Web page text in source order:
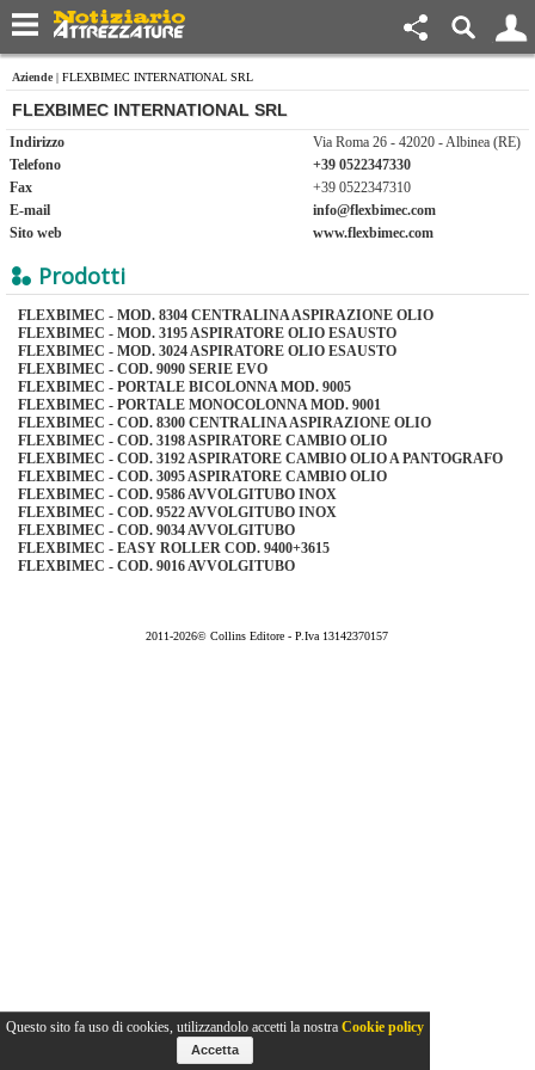
Aziende | FLEXBIMEC INTERNATIONAL SRL
FLEXBIMEC INTERNATIONAL SRL
Indirizzo
Via Roma 26 - 42020 - Albinea (RE)
Telefono
+39 0522347330
Fax
+39 0522347310
E-mail
info@flexbimec.com
Sito web
www.flexbimec.com
Prodotti
FLEXBIMEC - MOD. 8304 CENTRALINA ASPIRAZIONE OLIO
FLEXBIMEC - MOD. 3195 ASPIRATORE OLIO ESAUSTO
FLEXBIMEC - MOD. 3024 ASPIRATORE OLIO ESAUSTO
FLEXBIMEC - COD. 9090 SERIE EVO
FLEXBIMEC - PORTALE BICOLONNA MOD. 9005
FLEXBIMEC - PORTALE MONOCOLONNA MOD. 9001
FLEXBIMEC - COD. 8300 CENTRALINA ASPIRAZIONE OLIO
FLEXBIMEC - COD. 3198 ASPIRATORE CAMBIO OLIO
FLEXBIMEC - COD. 3192 ASPIRATORE CAMBIO OLIO A PANTOGRAFO
FLEXBIMEC - COD. 3095 ASPIRATORE CAMBIO OLIO
FLEXBIMEC - COD. 9586 AVVOLGITUBO INOX
FLEXBIMEC - COD. 9522 AVVOLGITUBO INOX
FLEXBIMEC - COD. 9034 AVVOLGITUBO
FLEXBIMEC - EASY ROLLER COD. 9400+3615
FLEXBIMEC - COD. 9016 AVVOLGITUBO
2011-2026© Collins Editore - P.Iva 13142370157
Questo sito fa uso di cookies, utilizzandolo accetti la nostra Cookie policy
Accetta